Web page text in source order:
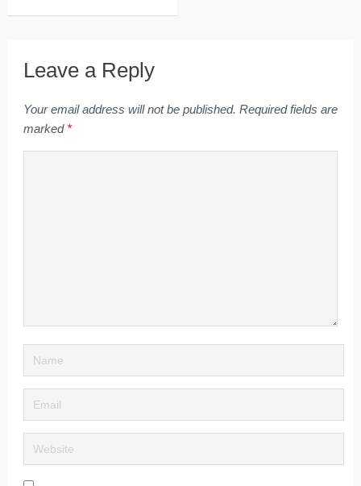
Leave a Reply
Your email address will not be published. Required fields are
marked *